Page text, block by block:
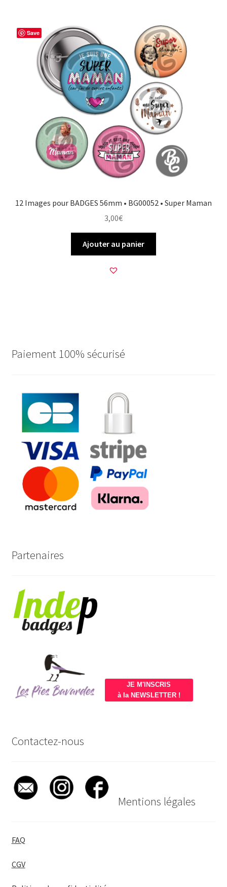
Save
12 Images pour BADGES 56mm • BG00052 • Super Maman
3,00€
Ajouter au panier
Paiement 100% sécurisé
Partenaires
JE M'INSCRIS
à la NEWSLETTER !
Contactez-nous
Mentions légales
FAQ
CGV